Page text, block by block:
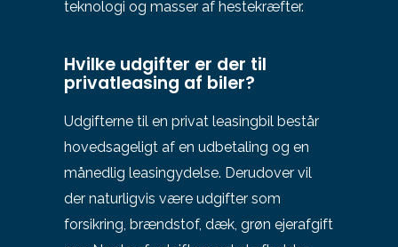
teknologi og masser af hestekræfter.
Hvilke udgifter er der til
privatleasing af biler?
Udgifterne til en privat leasingbil består
hovedsageligt af en udbetaling og en
månedlig leasingydelse. Derudover vil
der naturligvis være udgifter som
forsikring, brændstof, dæk, grøn ejerafgift